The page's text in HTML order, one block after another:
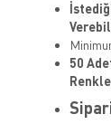
50